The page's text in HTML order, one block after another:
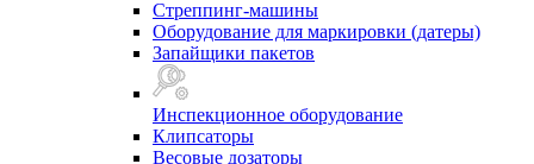
Стреппинг-машины
Оборудование для маркировки (датеры)
Запайщики пакетов
Инспекционное оборудование
Клипсаторы
Весовые дозаторы